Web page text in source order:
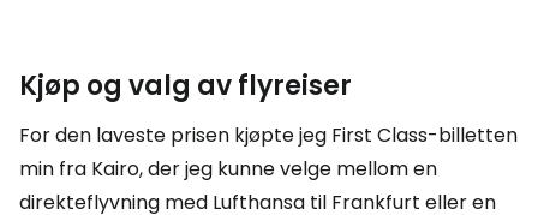
Kjøp og valg av flyreiser
For den laveste prisen kjøpte jeg First Class-billetten
min fra Kairo, der jeg kunne velge mellom en
direkteflyvning med Lufthansa til Frankfurt eller en